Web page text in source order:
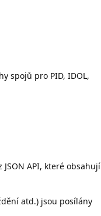
spojů pro PID, IDOL,
API, které obsahují
atd.) jsou posílány